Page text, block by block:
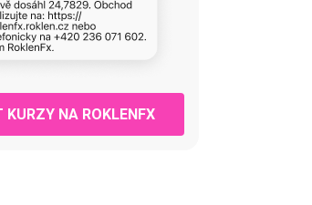
KURZY NA ROKLENFX